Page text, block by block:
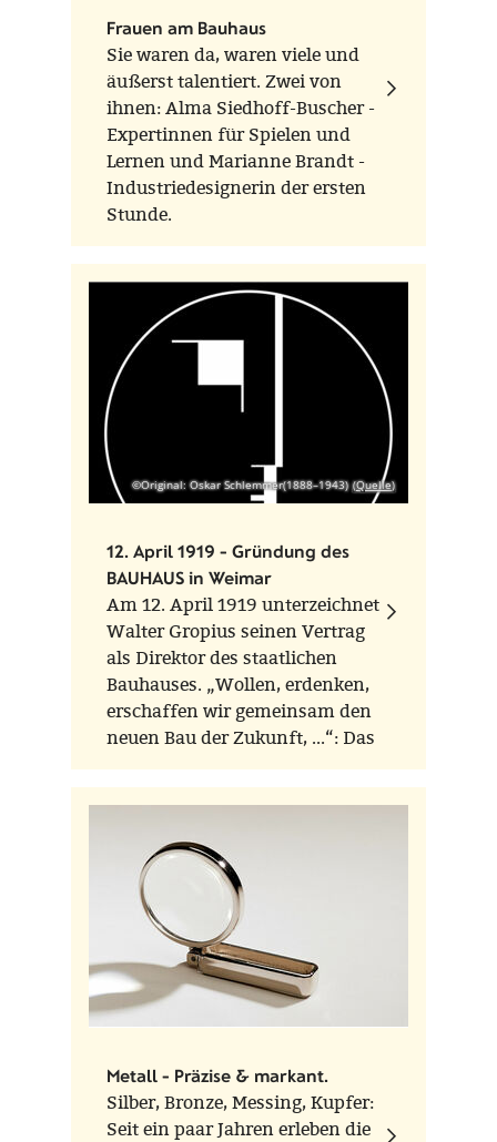
Frauen am Bauhaus
Sie waren da, waren viele und
äußerst talentiert. Zwei von
ihnen: Alma Siedhoff-Buscher -
Expertinnen für Spielen und
Lernen und Marianne Brandt -
Industriedesignerin der ersten
Stunde.
©Original: Oskar Schlemmer(1888–1943) Quelle
12. April 1919 - Gründung des
BAUHAUS in Weimar
Am 12. April 1919 unterzeichnet
Walter Gropius seinen Vertrag
als Direktor des staatlichen
Bauhauses. „Wollen, erdenken,
erschaffen wir gemeinsam den
neuen Bau der Zukunft, ...“: Das
Gründungsmanifest von Walter
Gropius ist mehr noch als von
handwerklichen von einer
erzieherischen Vision geprägt.
Metall - Präzise & markant.
Silber, Bronze, Messing, Kupfer:
Seit ein paar Jahren erleben die